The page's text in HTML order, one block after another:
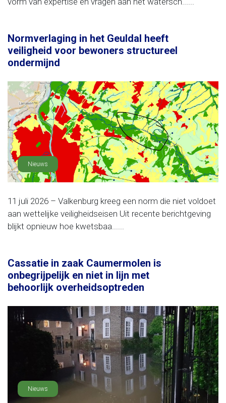
Normverlaging in het Geuldal heeft
veiligheid voor bewoners structureel
ondermijnd
Nieuws
11 juli 2026 – Valkenburg kreeg een norm die niet voldoet
aan wettelijke veiligheidseisen Uit recente berichtgeving
blijkt opnieuw hoe kwetsbaa......
Cassatie in zaak Caumermolen is
onbegrijpelijk en niet in lijn met
behoorlijk overheidsoptreden
Nieuws